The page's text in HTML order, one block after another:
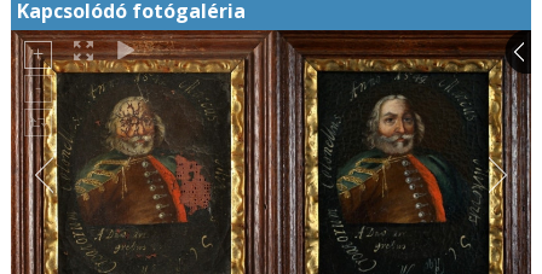
Kapcsolódó fotógaléria